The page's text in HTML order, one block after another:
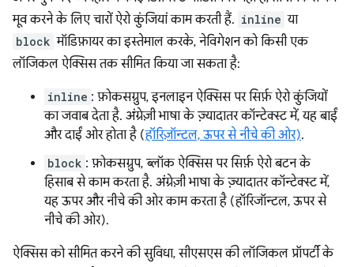
मूव करने के लिए चारों ऐरो कुंजियां काम करती हैं. inline या
block मॉडिफ़ायर का इस्तेमाल करके, नेविगेशन को किसी एक
लॉजिकल ऐक्सिस तक सीमित किया जा सकता है:
inline : फ़ोकसग्रुप, इनलाइन ऐक्सिस पर सिर्फ़ ऐरो कुंजियों
का जवाब देता है. अंग्रेज़ी भाषा के ज़्यादातर कॉन्टेक्स्ट में, यह बाईं
और दाईं ओर होता है (हॉरिज़ॉन्टल, ऊपर से नीचे की ओर).
block : फ़ोकसग्रुप, ब्लॉक ऐक्सिस पर सिर्फ़ ऐरो बटन के
हिसाब से काम करता है. अंग्रेज़ी भाषा के ज़्यादातर कॉन्टेक्स्ट में,
यह ऊपर और नीचे की ओर काम करता है (हॉरिजॉन्टल, ऊपर से
नीचे की ओर).
ऐक्सिस को सीमित करने की सुविधा, सीएसएस की लॉजिकल प्रॉपर्टी के